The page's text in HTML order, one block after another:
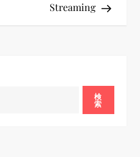
Streaming
検
索